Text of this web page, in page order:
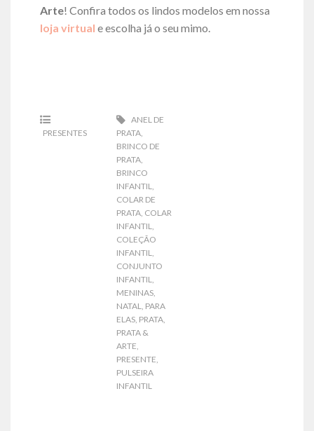
Arte! Confira todos os lindos modelos em nossa
loja virtual e escolha já o seu mimo.
PRESENTES
ANEL DE
PRATA,
BRINCO DE
PRATA,
BRINCO
INFANTIL,
COLAR DE
PRATA, COLAR
INFANTIL,
COLEÇÃO
INFANTIL,
CONJUNTO
INFANTIL,
MENINAS,
NATAL, PARA
ELAS, PRATA,
PRATA &
ARTE,
PRESENTE,
PULSEIRA
INFANTIL